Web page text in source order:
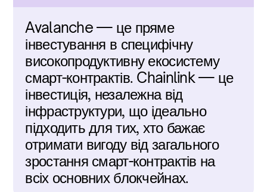
Avalanche — це пряме
інвестування в специфічну
високопродуктивну екосистему
смарт-контрактів. Chainlink — це
інвестиція, незалежна від
інфраструктури, що ідеально
підходить для тих, хто бажає
отримати вигоду від загального
зростання смарт-контрактів на
всіх основних блокчейнах.